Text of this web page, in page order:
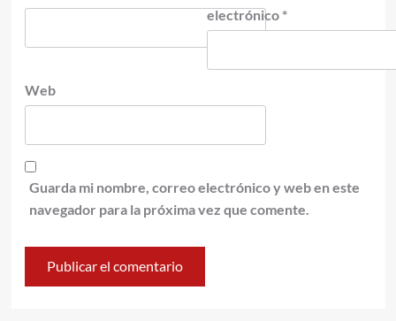
electrónico *
Web
Guarda mi nombre, correo electrónico y web en este
navegador para la próxima vez que comente.